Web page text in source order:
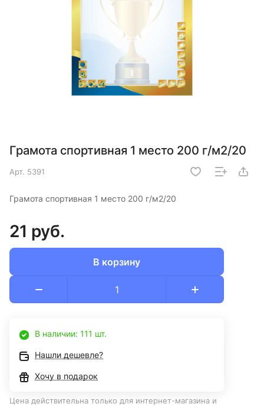
Грамота спортивная 1 место 200 г/м2/20
Арт. 5391
Грамота спортивная 1 место 200 г/м2/20
21 руб.
В корзину
В наличии: 111 шт.
Нашли дешевле?
Хочу в подарок
Цена действительна только для интернет-магазина и